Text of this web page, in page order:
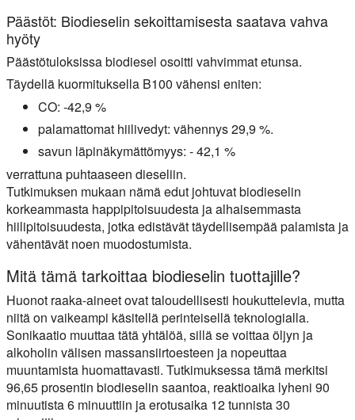
Päästöt: Biodieselin sekoittamisesta saatava vahva
hyöty
Päästötuloksissa biodiesel osoitti vahvimmat etunsa.
Täydellä kuormituksella B100 vähensi eniten:
CO: -42,9 %
palamattomat hiilivedyt: vähennys 29,9 %.
savun läpinäkymättömyys: - 42,1 %
verrattuna puhtaaseen dieseliin.
Tutkimuksen mukaan nämä edut johtuvat biodieselin
korkeammasta happipitoisuudesta ja alhaisemmasta
hiilipitoisuudesta, jotka edistävät täydellisempää palamista ja
vähentävät noen muodostumista.
Mitä tämä tarkoittaa biodieselin tuottajille?
Huonot raaka-aineet ovat taloudellisesti houkuttelevia, mutta
niitä on vaikeampi käsitellä perinteisellä teknologialla.
Sonikaatio muuttaa tätä yhtälöä, sillä se voittaa öljyn ja
alkoholin välisen massansiirtoesteen ja nopeuttaa
muuntamista huomattavasti. Tutkimuksessa tämä merkitsi
96,65 prosentin biodieselin saantoa, reaktioaika lyheni 90
minuutista 6 minuuttiin ja erotusaika 12 tunnista 30